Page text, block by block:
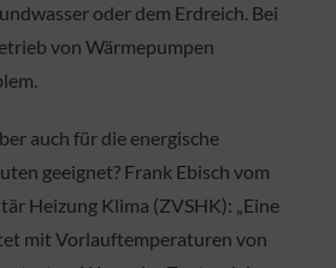
oder dem Erdreich. Bei
von Wärmepumpen
auch für die energische
geeignet? Frank Ebisch vom
Heizung Klima (ZVSHK): „Eine
mit Vorlauftemperaturen von